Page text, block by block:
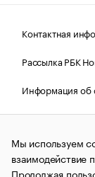
Контактная
Рассылка РБК
Информация об
Правовая
© АО
и материалы
Мы используем
взаимодействие
Продолжая